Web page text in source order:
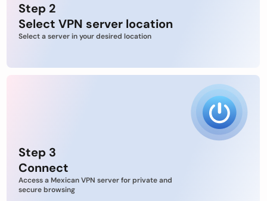
Step 2
Select VPN server location
Select a server in your desired location
Step 3
Connect
Access a Mexican VPN server for private and
secure browsing